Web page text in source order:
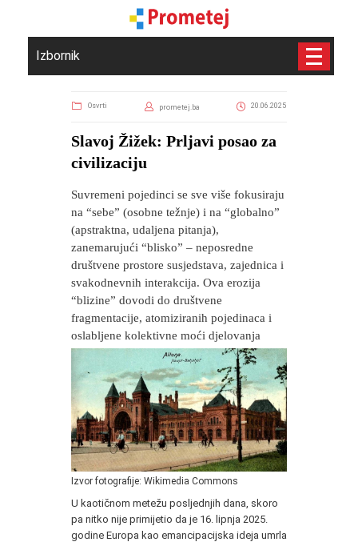
Izbornik
Osvrti prometej.ba 20.06.2025
Slavoj Žižek: Prljavi posao za
civilizaciju
​Suvremeni pojedinci se sve više fokusiraju
na “sebe” (osobne težnje) i na “globalno”
(apstraktna, udaljena pitanja),
zanemarujući “blisko” – neposredne
društvene prostore susjedstava, zajednica i
svakodnevnih interakcija. Ova erozija
“blizine” dovodi do društvene
fragmentacije, atomiziranih pojedinaca i
oslabljene kolektivne moći djelovanja
Izvor fotografije: Wikimedia Commons
U kaotičnom metežu posljednjih dana, skoro
pa nitko nije primijetio da je 16. lipnja 2025.
godine Europa kao emancipacijska ideja umrla